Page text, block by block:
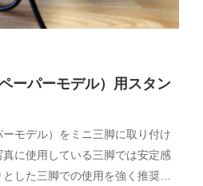
ーパーモデル）用スタン
モデル）をミニ三脚に取り付け
に使用している三脚では安定感
した三脚での使用を強く推奨…